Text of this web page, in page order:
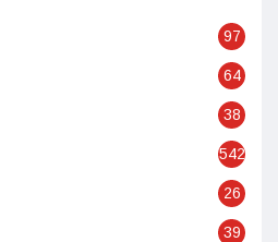
97
64
38
542
26
39